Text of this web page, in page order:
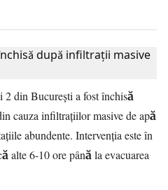
2 din București a fost închisă
cauza infiltrațiilor masive de apă
abundente. Intervenția este în
alte 6-10 ore până la evacuarea